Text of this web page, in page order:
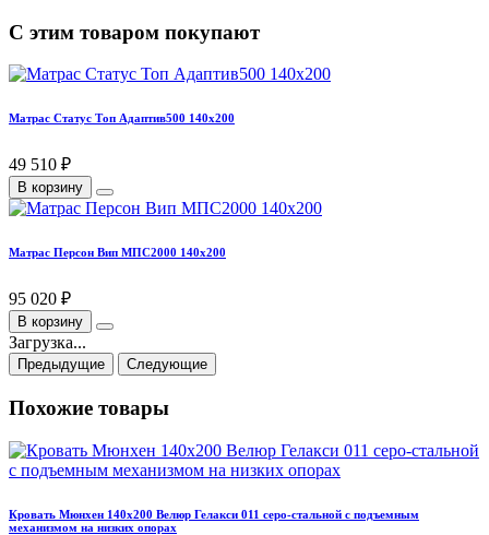
С этим товаром покупают
Матрас Статус Топ Адаптив500 140х200
49 510 ₽
В корзину
Матрас Персон Вип МПС2000 140х200
95 020 ₽
В корзину
Загрузка...
Предыдущие Следующие
Похожие товары
Кровать Мюнхен 140х200 Велюр Гелакси 011 серо-стальной с подъемным
механизмом на низких опорах